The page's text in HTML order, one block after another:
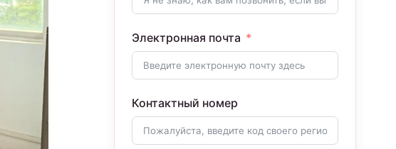
Электронная почта
Контактный номер